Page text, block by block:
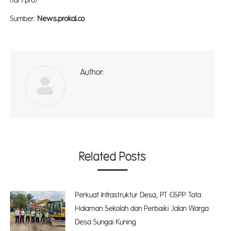
Sumber: News.prokal.co
Author:
Related Posts
Perkuat Infrastruktur Desa, PT GSPP Tata
Halaman Sekolah dan Perbaiki Jalan Warga
Desa Sungai Kuning